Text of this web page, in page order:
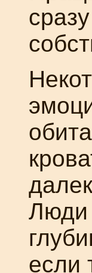
Люди
если